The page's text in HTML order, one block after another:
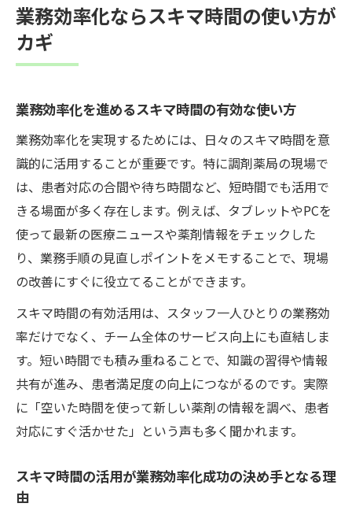
業務効率化ならスキマ時間の使い方が
カギ
業務効率化を進めるスキマ時間の有効な使い方
業務効率化を実現するためには、日々のスキマ時間を意
識的に活用することが重要です。特に調剤薬局の現場で
は、患者対応の合間や待ち時間など、短時間でも活用で
きる場面が多く存在します。例えば、タブレットやPCを
使って最新の医療ニュースや薬剤情報をチェックした
り、業務手順の見直しポイントをメモすることで、現場
の改善にすぐに役立てることができます。
スキマ時間の有効活用は、スタッフ一人ひとりの業務効
率だけでなく、チーム全体のサービス向上にも直結しま
す。短い時間でも積み重ねることで、知識の習得や情報
共有が進み、患者満足度の向上につながるのです。実際
に「空いた時間を使って新しい薬剤の情報を調べ、患者
対応にすぐ活かせた」という声も多く聞かれます。
スキマ時間の活用が業務効率化成功の決め手となる理
由